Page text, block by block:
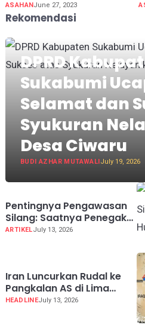
ASAHAN June 27, 2023
Rekomendasi
DPRD
Sukabumi
Selamat dan
Syukuran
Desa Ciwaru
BUDI AZHAR MUTAWALIJuly 19, 2026
Pentingnya Pengawasan
Silang: Saatnya Penegak
Hukum "Saling Tangkap"
ARTIKELJuly 13, 2026
Iran Luncurkan Rudal ke
Pangkalan AS di Lima
Negara Teluk
HEADLINEJuly 13, 2026